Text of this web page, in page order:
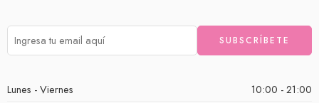
Lunes - Viernes
10:00 - 21:00